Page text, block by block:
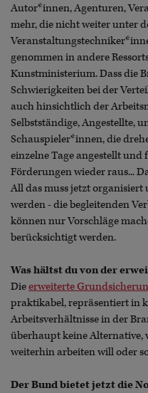
Autor*innen, Agenturen,
mehr, die nicht weiter unter
genommen in andere
Kunstministerium. Dass die
Schwierigkeiten bei der
auch hinsichtlich der
Selbstständige, Angestellte,
Schauspieler*innen, die
einzelne Tage angestellt
Förderungen wieder raus...
All das muss jetzt
werden - die begleitenden
können nur Vorschläge
berücksichtigt werden.
Was hältst du von der
Dieerweiterte
praktikabel, repräsentiert in
Arbeitsverhältnisse in der
überhaupt keine Alternative,
weiterhin arbeiten will oder
Der Bund bietet jetzt die